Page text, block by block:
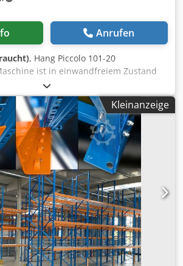
Anrufen
, Hang Piccolo 101-20
ist in einwandfreiem Zustand
Hergestellt in Deutschland.
1 Kopf Dkjdpfx Afjziyx Aeqsr Ösen-
4 mm Maximale Kapazität: 20 Blatt (80
40 mm Fußpedalbedienung Die
zu und schließt die Öse in einem
Kleinanzeige